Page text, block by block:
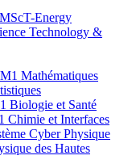
Energy
Technology &
Mathématiques
Biologie et Santé
et Interfaces
Cyber Physique
des Hautes